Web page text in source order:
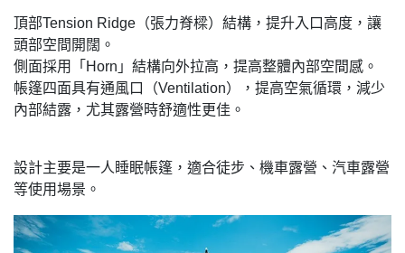
頂部Tension Ridge（張力脊樑）結構，提升入口高度，讓
頭部空間開闊。
側面採用「Horn」結構向外拉高，提高整體內部空間感。
帳篷四面具有通風口（Ventilation），提高空氣循環，減少
內部結露，尤其露營時舒適性更佳。
設計主要是一人睡眠帳篷，適合徒步、機車露營、汽車露營
等使用場景。